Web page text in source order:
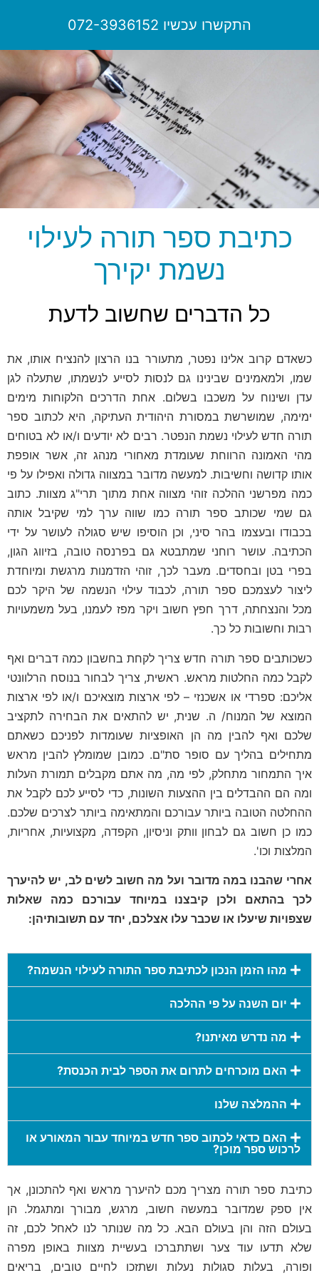
התקשרו עכשיו 072-3936152
כתיבת ספר תורה לעילוי
נשמת יקירך
כל הדברים שחשוב לדעת
כשאדם קרוב אלינו נפטר, מתעורר בנו הרצון להנציח אותו, את
שמו, ולמאמינים שבינינו גם לנסות לסייע לנשמתו, שתעלה לגן
עדן ושינוח על משכבו בשלום. אחת הדרכים הלקוחות מימים
ימימה, שמושרשת במסורת היהודית העתיקה, היא לכתוב ספר
תורה חדש לעילוי נשמת הנפטר. רבים לא יודעים ו/או לא בטוחים
מהי האמונה הרווחת שעומדת מאחורי מנהג זה, אשר אופפת
אותו קדושה וחשיבות. למעשה מדובר במצווה גדולה ואפילו על פי
כמה מפרשני ההלכה זוהי מצווה אחת מתוך תרי"ג מצוות. כתוב
גם שמי שכותב ספר תורה כמו שווה ערך למי שקיבל אותה
בכבודו ובעצמו בהר סיני, וכן הוסיפו שיש סגולה לעושר על ידי
הכתיבה. עושר רוחני שמתבטא גם בפרנסה טובה, בזיווג הגון,
בפרי בטן ובחסדים. מעבר לכך, זוהי הזדמנות מרגשת ומיוחדת
ליצור לעצמכם ספר תורה, לכבוד עילוי הנשמה של היקר לכם
מכל והנצחתה, דרך חפץ חשוב ויקר מפז לעמנו, בעל משמעויות
רבות וחשובות כל כך.
כשכותבים ספר תורה חדש צריך לקחת בחשבון כמה דברים ואף
לקבל כמה החלטות מראש. ראשית, צריך לבחור בנוסח הרלוונטי
אליכם: ספרדי או אשכנזי – לפי ארצות מוצאיכם ו/או לפי ארצות
המוצא של המנוח/ ה. שנית, יש להתאים את הבחירה לתקציב
שלכם ואף להבין מה הן האופציות שעומדות לפניכם כשאתם
מתחילים בהליך עם סופר סת"ם. כמובן שמומלץ להבין מראש
איך התמחור מתחלק, לפי מה, מה אתם מקבלים תמורת העלות
ומה הם ההבדלים בין ההצעות השונות, כדי לסייע לכם לקבל את
ההחלטה הטובה ביותר עבורכם והמתאימה ביותר לצרכים שלכם.
כמו כן חשוב גם לבחון וותק וניסיון, הקפדה, מקצועיות, אחריות,
המלצות וכו'.
אחרי שהבנו במה מדובר ועל מה חשוב לשים לב, יש להיערך
לכך בהתאם ולכן קיבצנו במיוחד עבורכם כמה שאלות
שצפויות שיעלו או שכבר עלו אצלכם, יחד עם תשובותיהן:
מהו הזמן הנכון לכתיבת ספר התורה לעילוי הנשמה?
יום השנה על פי ההלכה
מה נדרש מאיתנו?
האם מוכרחים לתרום את הספר לבית הכנסת?
ההמלצה שלנו
האם כדאי לכתוב ספר חדש במיוחד עבור המאורע או
לרכוש ספר מוכן?
כתיבת ספר תורה מצריך מכם להיערך מראש ואף להתכונן, אך
אין ספק שמדובר במעשה חשוב, מרגש, מבורך ומתגמל. הן
בעולם הזה והן בעולם הבא. כל מה שנותר לנו לאחל לכם, זה
שלא תדעו עוד צער ושתתברכו בעשיית מצוות באופן מפרה
ופורה, בעלות סגולות נעלות ושתזכו לחיים טובים, בריאים